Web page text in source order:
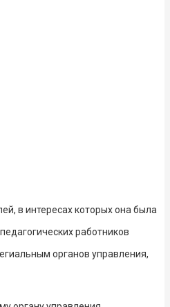
в интересах которых она была
работников
органов управления,